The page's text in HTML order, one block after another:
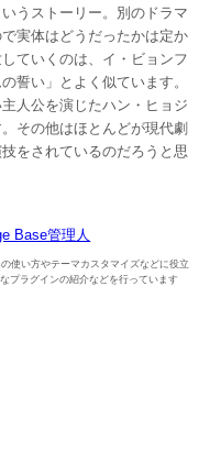
うストーリー。別のドラマ
実体はどうだったかは定か
ていくのは、イ・ビョンフ
誓い」とよく似ています。
人公を演じたハン・ヒョジ
その他はほとんどが現代劇
をされているのだろうと思
Base管理人
使い方やテーマカスタマイズなどに役立
プラグインの紹介などを行っています